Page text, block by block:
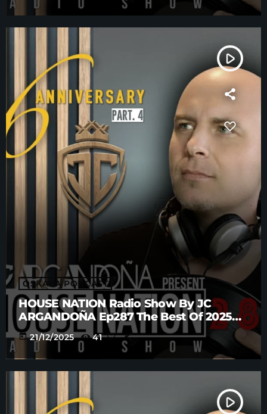
play_arrow
OSKANA PODCAST
HOUSE NATION Radio Show By JC
ARGANDOÑA Ep287 The Best Of 2025
Anniversary Part. 4
today 21/12/2025 41
play_arrow